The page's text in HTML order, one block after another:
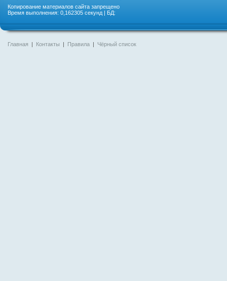
Копирование материалов сайта запрещено
Время выполнения: 0,162305 секунд | БД:
Главная | Контакты | Правила | Чёрный список